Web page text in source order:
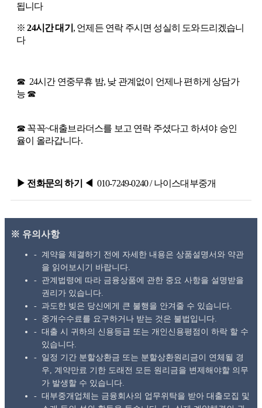
됩니다
※24시간 대기 , 언제든 연락 주시면 성실히 도와드리겠습니
다
☎ 24시간 연중무휴 밤, 낮 관계없이 언제나 편하게 상담가
능 ☎
☎ 꼭꼭~대출브라더스를 보고 연락 주셨다고 하셔야 승인
율이 올라갑니다.
▶ 전화문의 하기 ◀ 010-7249-0240/ 나이스대부중개
※ 유의사항
계약을 체결하기 전에 자세한 내용은 상품설명서와 약관
을 읽어보시기 바랍니다.
관계법령에 따라 금융상품에 관한 중요 사항을 설명받을
권리가 있습니다.
과도한 빚은 당신에게 큰 불행을 안겨줄 수 있습니다.
중개수수료를 요구하거나 받는 것은 불법입니다.
대출 시 귀하의 신용등급 또는 개인신용평점이 하락 할 수
있습니다.
일정 기간 분할상환금 또는 분할상환원리금이 연체될 경
우, 계약만료 기한 도래전 모든 원리금을 변제해야할 의무
가 발생할 수 있습니다.
대부중개업체는 금융회사의 업무위탁을 받아 대출모집 및